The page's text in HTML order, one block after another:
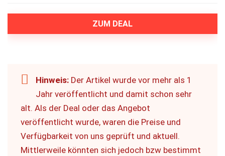
ZUM DEAL
Hinweis: Der Artikel wurde vor mehr als 1
Jahr veröffentlicht und damit schon sehr
alt. Als der Deal oder das Angebot
veröffentlicht wurde, waren die Preise und
Verfügbarkeit von uns geprüft und aktuell.
Mittlerweile könnten sich jedoch bzw bestimmt